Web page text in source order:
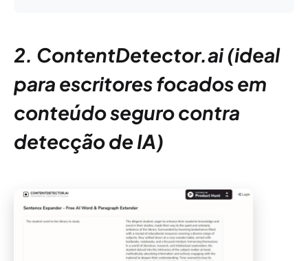
2. ContentDetector.ai (ideal
para escritores focados em
conteúdo seguro contra
detecção de IA)